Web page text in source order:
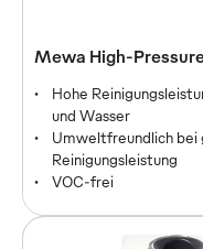
Mewa Eco-Clean
Arbeitsfläche
Umweltschonend und
VOC-frei
Mewa High-
Hohe
und Wasser
Umweltfreundlich
Reinigungsleistung
VOC-frei